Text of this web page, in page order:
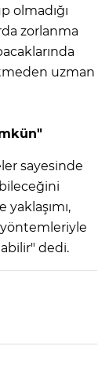
olmadığı
zorlanma
uzman
sayesinde
dedi.